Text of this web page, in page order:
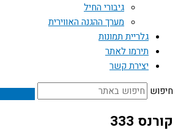
גיבורי החיל
מערך ההגנה האווירית
גלריית תמונות
תירמו לאתר
יצירת קשר
חיפוש
קורנס 333